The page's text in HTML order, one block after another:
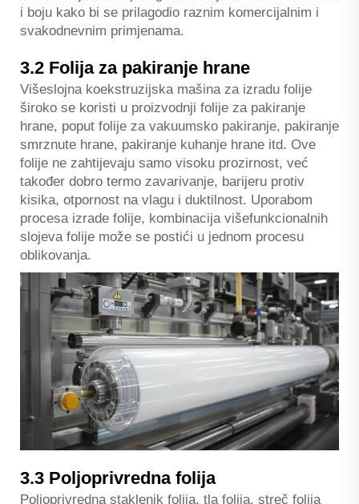
i boju kako bi se prilagodio raznim komercijalnim i
svakodnevnim primjenama.
3.2 Folija za pakiranje hrane
Višeslojna koekstruzijska mašina za izradu folije
široko se koristi u proizvodnji folije za pakiranje
hrane, poput folije za vakuumsko pakiranje, pakiranje
smrznute hrane, pakiranje kuhanje hrane itd. Ove
folije ne zahtijevaju samo visoku prozirnost, već
također dobro termo zavarivanje, barijeru protiv
kisika, otpornost na vlagu i duktilnost. Uporabom
procesa izrade folije, kombinacija višefunkcionalnih
slojeva folije može se postići u jednom procesu
oblikovanja.
3.3 Poljoprivredna folija
Poljoprivredna staklenik folija, tla folija, streč folija